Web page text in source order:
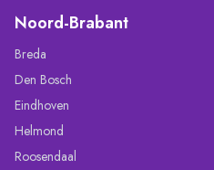
Noord-Brabant
Breda
Den Bosch
Eindhoven
Helmond
Roosendaal